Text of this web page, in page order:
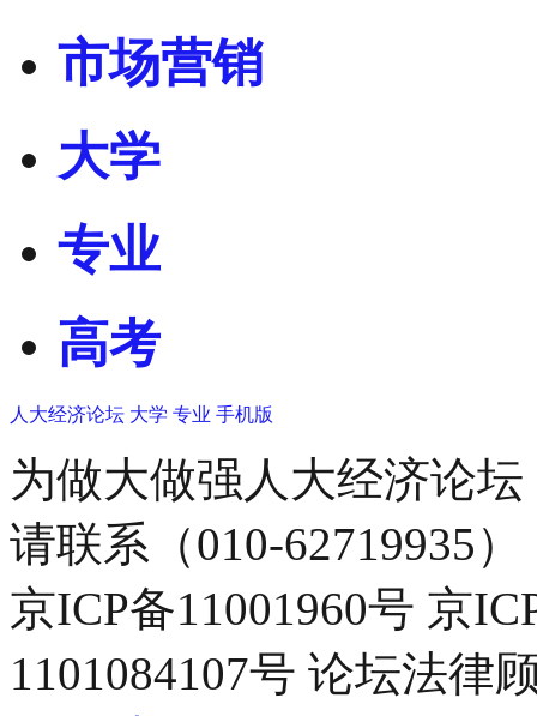
市场营销
大学
专业
高考
人大经济论坛 大学 专业 手机版
为做大做强人大经济论
请联系（010-62719935）
京ICP备11001960号 京
1101084107号 论坛法律